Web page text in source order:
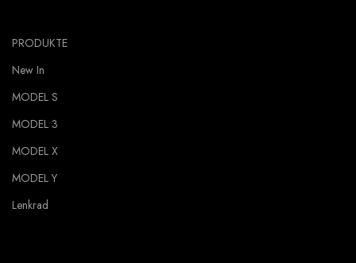
PRODUKTE
New In
MODEL S
MODEL 3
MODEL X
MODEL Y
Lenkrad